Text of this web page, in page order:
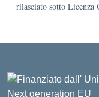
rilasciato sotto Licenza